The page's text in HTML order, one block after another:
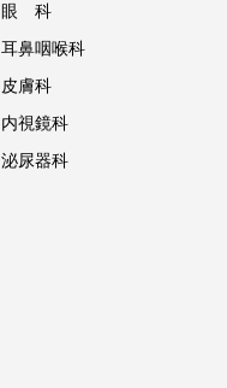
眼 科
耳鼻咽喉科
皮膚科
内視鏡科
泌尿器科